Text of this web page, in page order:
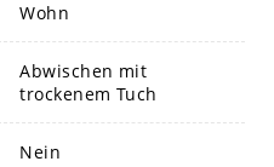
Wohn
Abwischen mit
trockenem Tuch
Nein